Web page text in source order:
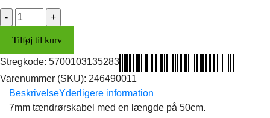
Tændrørskabel,
50cm
(blå)
antal
Tilføj til kurv
Stregkode: 5700103135283
Varenummer (SKU): 246490011
BeskrivelseYderligere information
7mm tændrørskabel med en længde på 50cm.